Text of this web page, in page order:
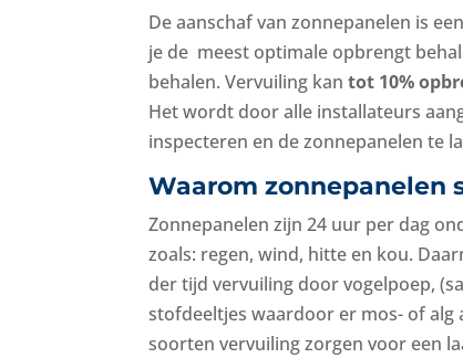
De aanschaf van zonnepanelen is
je de meest optimale opbrengt
behalen. Vervuiling kantot 10%
Het wordt door alle installateurs
inspecteren en de zonnepanelen te
Waarom zonnepanelen
Zonnepanelen zijn 24 uur per dag
zoals: regen, wind, hitte en kou.
der tijd vervuiling door vogelpoep,
stofdeeltjes waardoor er mos- of alg
soorten vervuiling zorgen voor een